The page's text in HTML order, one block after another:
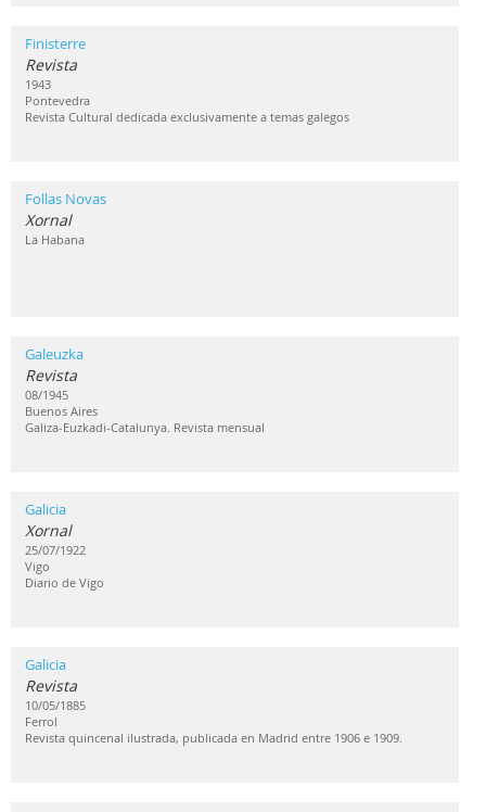
Finisterre
Revista
1943
Pontevedra
Revista Cultural dedicada exclusivamente a temas galegos
Follas Novas
Xornal
La Habana
Galeuzka
Revista
08/1945
Buenos Aires
Galiza-Euzkadi-Catalunya. Revista mensual
Galicia
Xornal
25/07/1922
Vigo
Diario de Vigo
Galicia
Revista
10/05/1885
Ferrol
Revista quincenal ilustrada, publicada en Madrid entre 1906 e 1909.